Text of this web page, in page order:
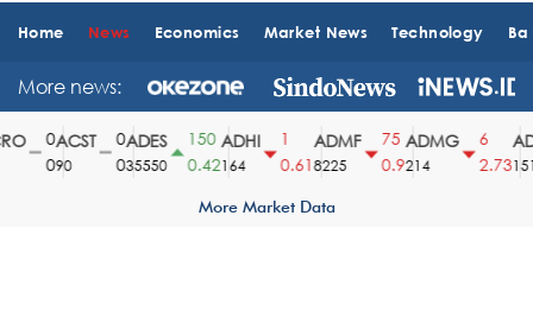
Home News Economics Market News Technology
More news:
ACST
90
ADES
35550
150
0.42
ADHI
164
0.61
ADMF
8225
75
0.9
ADMG
214
2.731510
More Market Data